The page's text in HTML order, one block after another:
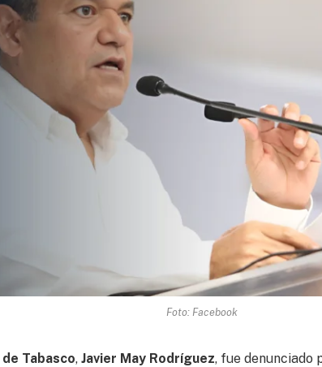
Foto: Facebook
Tabasco, Javier May Rodríguez, fue denunciado